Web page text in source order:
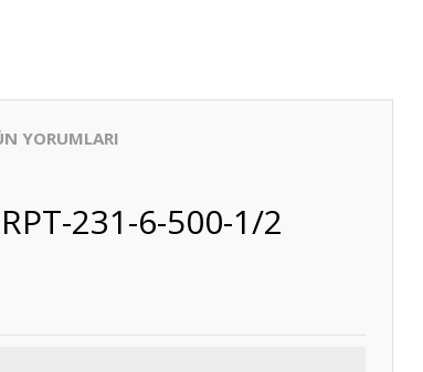
YORUMLARI
231-6-500-1/2